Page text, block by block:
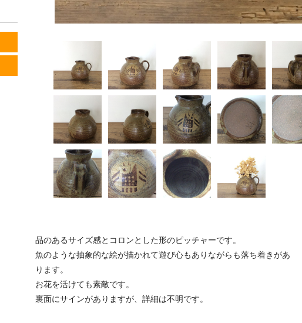
品のあるサイズ感とコロンとした形のピッチャーです。
魚のような抽象的な絵が描かれて遊び心もありながらも落ち着きがあ
ります。
お花を活けても素敵です。
裏面にサインがありますが、詳細は不明です。